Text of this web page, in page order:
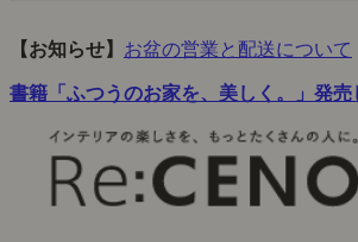
【お知らせ】 お盆の営業と配送について
書籍「ふつうのお家を、美しく。」発売